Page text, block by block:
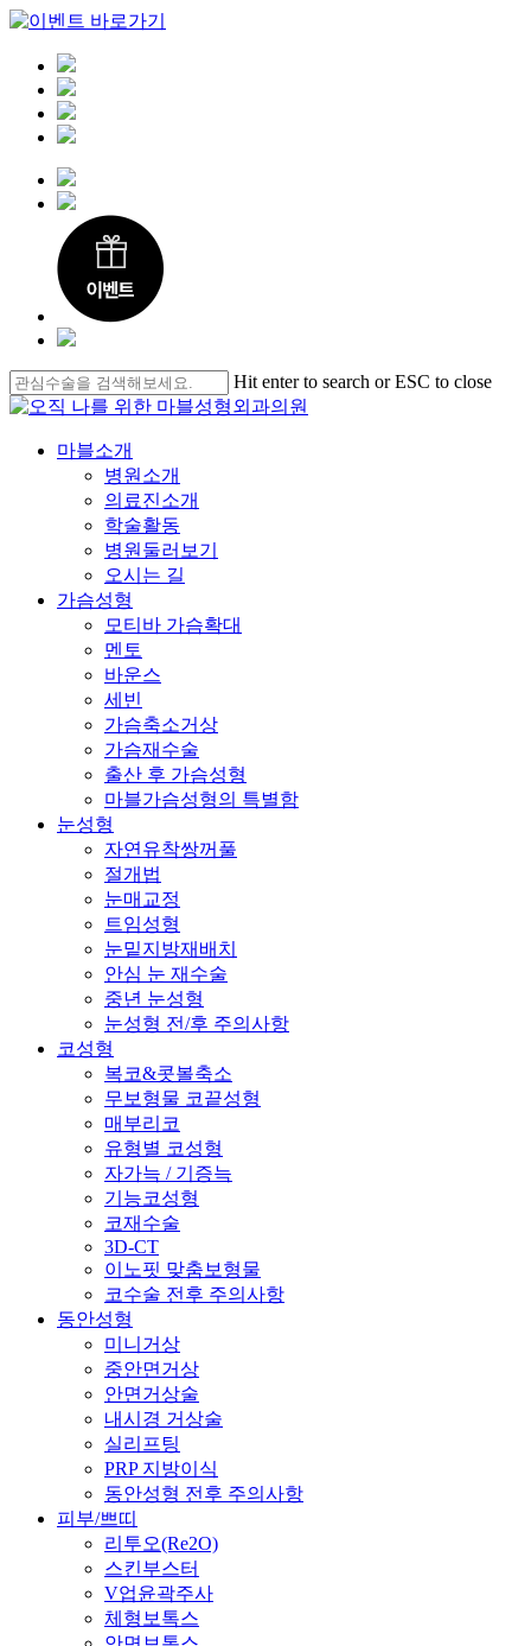
Skip
to
main
content
Hit enter to search or ESC to close
Close
Menu
마블소개
병원소개
의료진소개
학술활동
병원둘러보기
오시는 길
가슴성형
모티바 가슴확대
멘토
바운스
세빈
가슴축소거상
가슴재수술
출산 후 가슴성형
마블가슴성형의 특별함
눈성형
자연유착쌍꺼풀
절개법
눈매교정
트임성형
눈밑지방재배치
안심 눈 재수술
중년 눈성형
눈성형 전/후 주의사항
코성형
복코&콧볼축소
무보형물 코끝성형
매부리코
유형별 코성형
자가늑 / 기증늑
기능코성형
코재수술
3D-CT
이노핏 맞춤보형물
코수술 전후 주의사항
동안성형
미니거상
중안면거상
안면거상술
내시경 거상술
실리프팅
PRP 지방이식
동안성형 전후 주의사항
피부/쁘띠
리투오(Re2O)
스킨부스터
V업윤곽주사
체형보톡스